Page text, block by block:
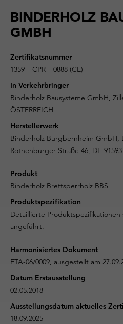
BINDERHOLZ
GMBH
Zertifikatsnummer
1359 – CPR – 0888 (CE)
In Verkehrbringer
Binderholz Bausysteme GmbH,
ÖSTERREICH
Herstellerwerk
Binderholz Burgbernheim GmbH,
Rothenburger Straße 46, DE-
Produkt
Binderholz Brettsperrholz BBS
Produktspezifikation
Detaillierte
angeführt.
Harmonisiertes Dokument
ETA-06/0009, ausgestellt am
Datum Erstausstellung
02.05.2018
Ausstellungsdatum aktuelles
18.09.2025